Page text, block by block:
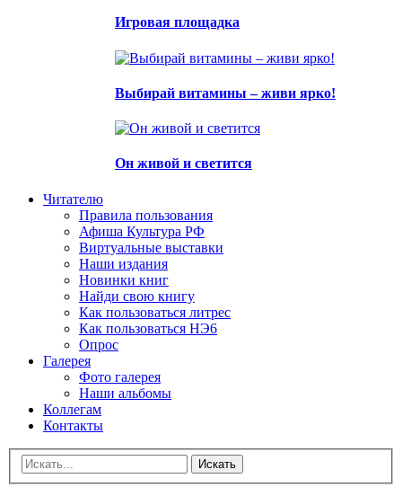
Игровая площадка
Выбирай витамины – живи ярко!
Он живой и светится
Читателю
Правила пользования
Афиша Культура РФ
Виртуальные выставки
Наши издания
Новинки книг
Найди свою книгу
Как пользоваться литрес
Как пользоваться НЭ6
Опрос
Галерея
Фото галерея
Наши альбомы
Коллегам
Контакты
Искать